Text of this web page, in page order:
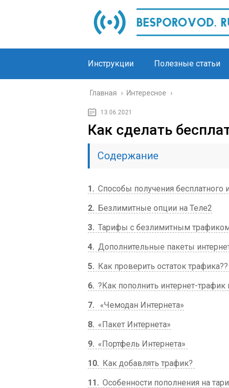
Инструкции Полезные статьи
Главная › Интересное ›
13.06.2021
Как сделать
Содержание
1
Способы получения бесплатного
2
Безлимитные опции на Теле2
3 Тарифы с безлимитным
4 Дополнительные пакеты
5
Как проверить остаток трафика??
6 ?Как пополнить интернет-трафик
7
«Чемодан Интернета»
8
«Пакет Интернета»
9
«Портфель Интернета»
10
Как добавлять трафик?
11
Особенности пополнения на